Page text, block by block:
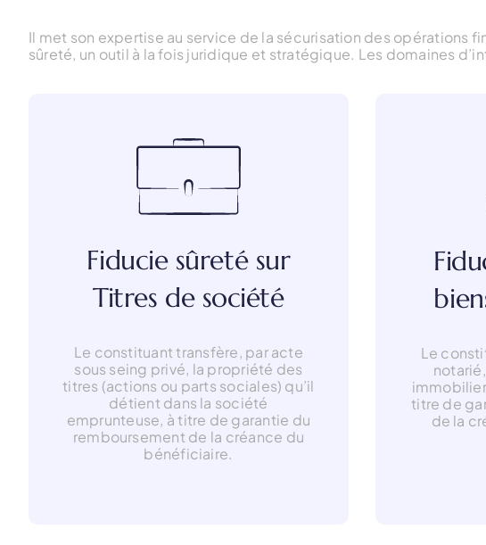
Il met son expertise au service de la sécurisation des opérations
sûreté, un outil à la fois juridique et stratégique. Les domaines
Fiducie sûreté sur
Titres de société
Le constituant transfère, par acte
sous seing privé, la propriété des
titres (actions ou parts sociales) qu’il
détient dans la société
emprunteuse, à titre de garantie du
remboursement de la créance du
bénéficiaire.
Le
titre de
de la